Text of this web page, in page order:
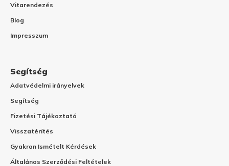
Vitarendezés
Blog
Impresszum
Segítség
Adatvédelmi irányelvek
Segítség
Fizetési Tájékoztató
Visszatérítés
Gyakran Ismételt Kérdések
Általános Szerződési Feltételek